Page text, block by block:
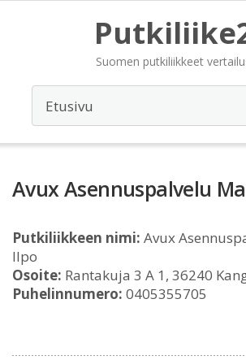
Suomen putkiliikkeet
Avux Asennuspalvelu
Putkiliikkeen nimi: Avux
Ilpo
Osoite: Rantakuja 3 A 1, 36240
Puhelinnumero: 0405355705